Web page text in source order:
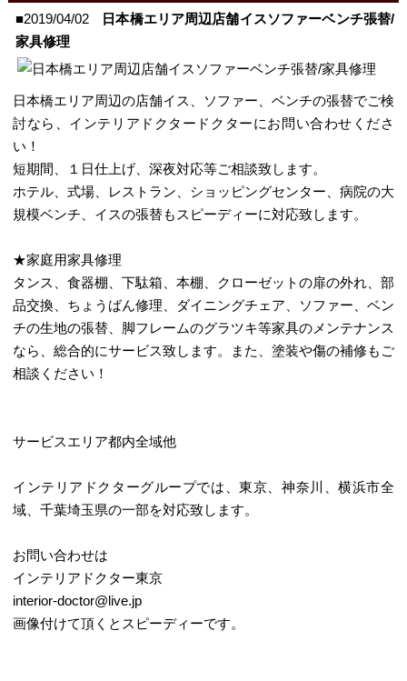
■2019/04/02
日本橋エリア周辺店舗イスソファーベンチ張替/
家具修理
日本橋エリア周辺の店舗イス、ソファー、ベンチの張替でご検
討なら、インテリアドクタードクターにお問い合わせくださ
い！
短期間、１日仕上げ、深夜対応等ご相談致します。
ホテル、式場、レストラン、ショッピングセンター、病院の大
規模ベンチ、イスの張替もスピーディーに対応致します。
★家庭用家具修理
タンス、食器棚、下駄箱、本棚、クローゼットの扉の外れ、部
品交換、ちょうばん修理、ダイニングチェア、ソファー、ベン
チの生地の張替、脚フレームのグラツキ等家具のメンテナンス
なら、総合的にサービス致します。また、塗装や傷の補修もご
相談ください！
サービスエリア都内全域他
インテリアドクターグループでは、東京、神奈川、横浜市全
域、千葉埼玉県の一部を対応致します。
お問い合わせは
インテリアドクター東京
interior-doctor@live.jp
画像付けて頂くとスピーディーです。